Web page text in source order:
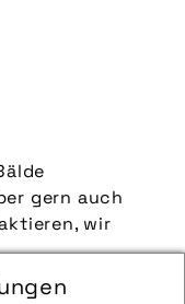
gern auch
wir